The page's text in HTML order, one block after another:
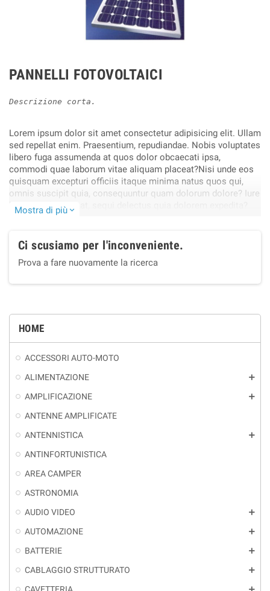
HOME
ACCESSORI AUTO-MOTO
ALIMENTAZIONE
add
AMPLIFICAZIONE add
ANTENNE AMPLIFICATE
ANTENNISTICA
add
ANTINFORTUNISTICA
AREA CAMPER
ASTRONOMIA
AUDIO VIDEO
add
AUTOMAZIONE add
BATTERIE add
CABLAGGIO STRUTTURATO add
CAVETTERIA
PANNELLI FOTOVOLTAICI
Descrizione corta.
Lorem ipsum dolor sit amet consectetur adipisicing elit. Ullam
sed repellat enim. Praesentium, repudiandae. Nobis voluptates
libero fuga assumenda at quos dolor obcaecati ipsa,
commodi quae laborum vitae aliquam placeat?Nisi unde eos
quisquam excepturi officiis itaque minima natus quos qui,
omnis suscipit quia, consequuntur quam dolorum dolore? Iure
harum architecto at, sequi delectus quia dolorem expedita?
Obcaecati, cupiditate blanditiis!.
Mostra di più expand_more
Ci scusiamo per l'inconveniente.
Prova a fare nuovamente la ricerca